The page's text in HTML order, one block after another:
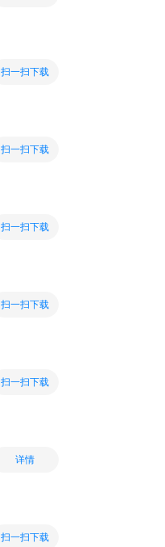
扫一扫下载
扫一扫下载
扫一扫下载
扫一扫下载
扫一扫下载
详情
扫一扫下载